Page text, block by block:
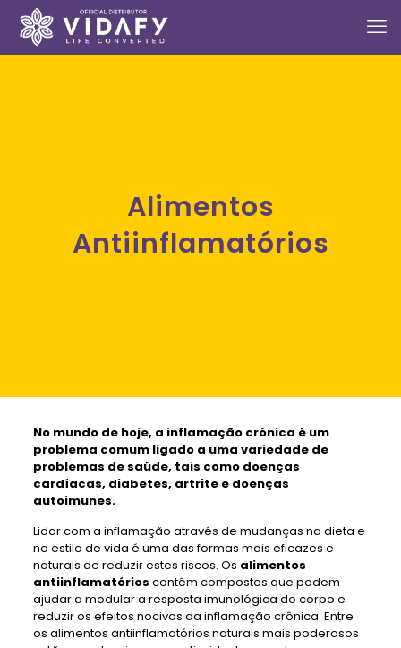
Alimentos
Antiinflamatórios
No mundo de hoje, a inflamação crónica é um
problema comum ligado a uma variedade de
problemas de saúde, tais como doenças
cardíacas, diabetes, artrite e doenças
autoimunes.
Lidar com a inflamação através de mudanças na dieta e
no estilo de vida é uma das formas mais eficazes e
naturais de reduzir estes riscos. Os alimentos
antiinflamatórios contêm compostos que podem
ajudar a modular a resposta imunológica do corpo e
reduzir os efeitos nocivos da inflamação crônica. Entre
os alimentos antiinflamatórios naturais mais poderosos